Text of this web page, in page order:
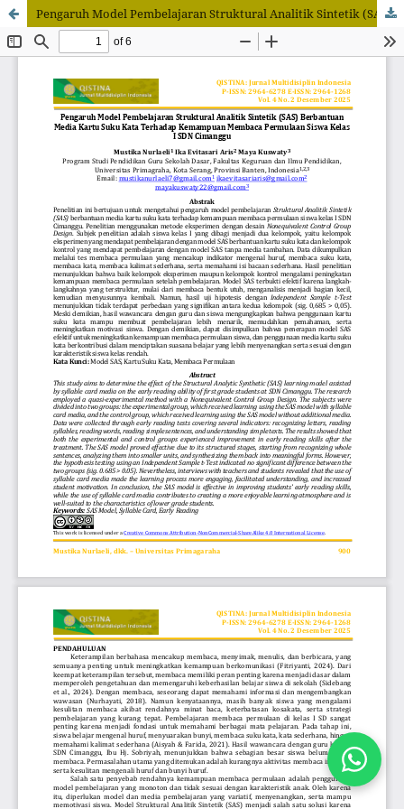
Pengaruh Model Pembelajaran Struktural Analitik Sintetik (SAS) Berbantuan Media Kartu Suku Kata Terhadap Kemampuan Membaca Permulaan Siswa Kelas I SDN Cimanggu